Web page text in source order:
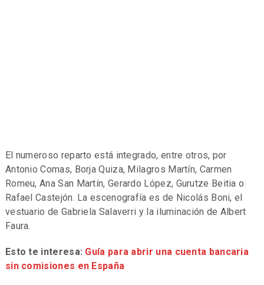
El numeroso reparto está integrado, entre otros, por
Antonio Comas, Borja Quiza, Milagros Martín, Carmen
Romeu, Ana San Martín, Gerardo López, Gurutze Beitia o
Rafael Castejón. La escenografía es de Nicolás Boni, el
vestuario de Gabriela Salaverri y la iluminación de Albert
Faura.
Esto te interesa: Guía para abrir una cuenta bancaria
sin comisiones en España